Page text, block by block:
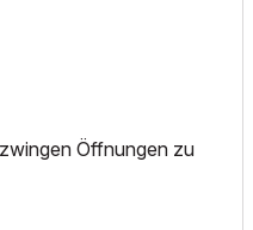
Öffnungen zu